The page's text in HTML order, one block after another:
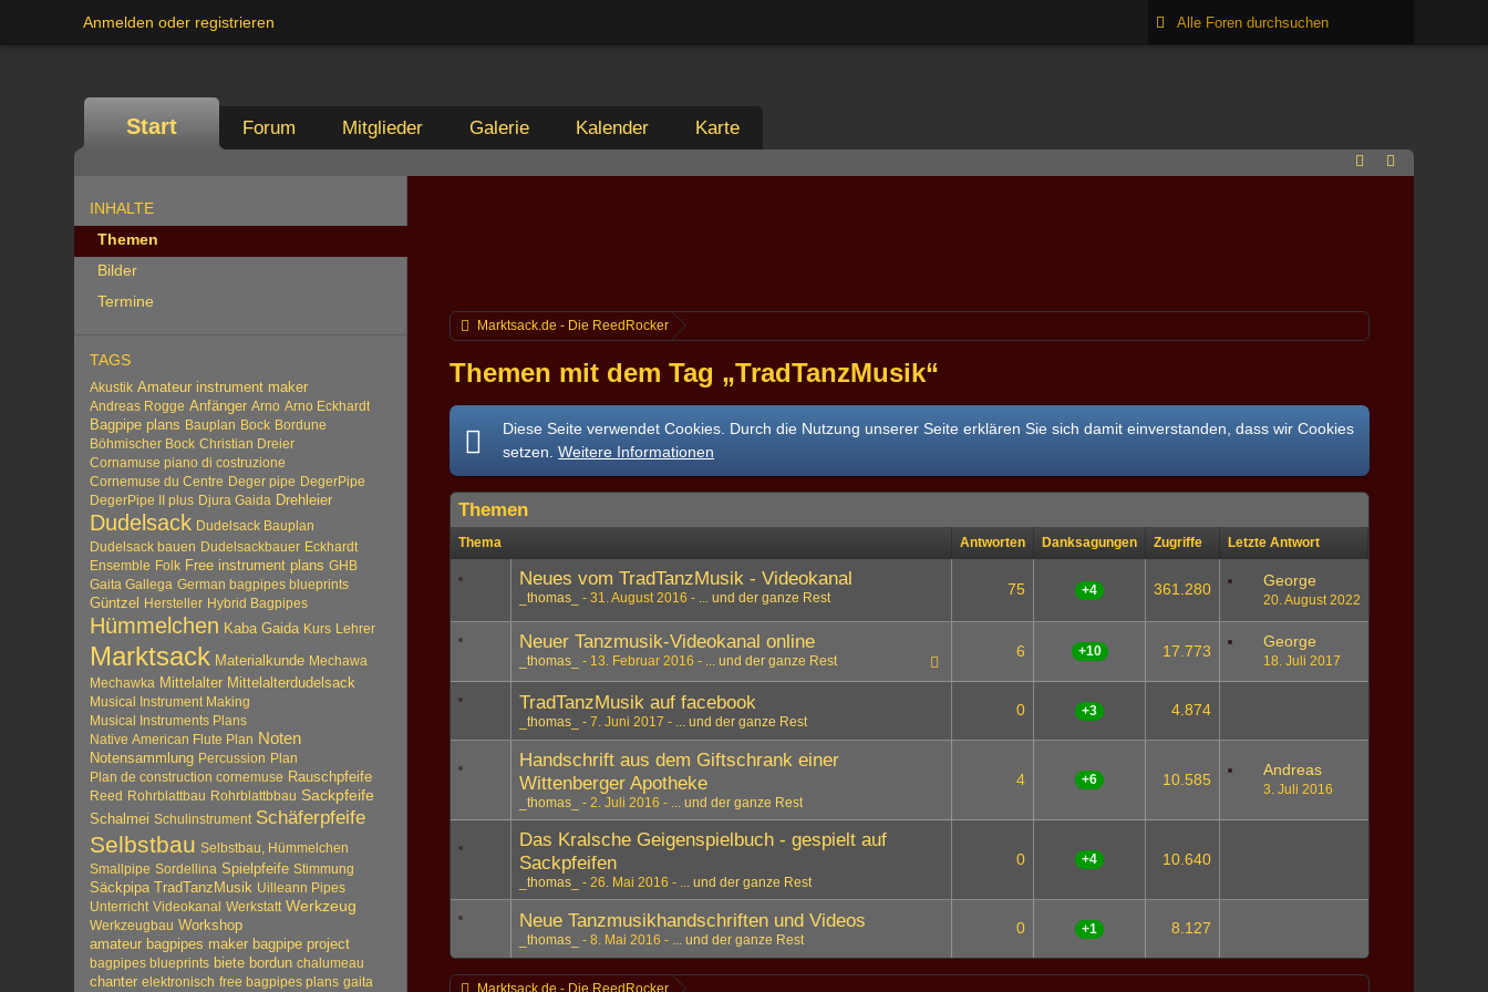
Anmelden oder registrieren
Start Forum Mitglieder Galerie Kalender Karte
INHALTE
Themen
Bilder
Termine
TAGS
Akustik Amateur instrument maker
Andreas Rogge Anfänger Arno Arno Eckhardt
Bagpipe plans Bauplan Bock Bordune
Böhmischer Bock Christian Dreier
Cornamuse piano di costruzione
Cornemuse du Centre Deger pipe DegerPipe
DegerPipe II plus Djura Gaida Drehleier
Dudelsack Dudelsack Bauplan
Dudelsack bauen Dudelsackbauer Eckhardt
Ensemble Folk Free instrument plans GHB
Gaita Gallega German bagpipes blueprints
Güntzel Hersteller Hybrid Bagpipes
Hümmelchen Kaba Gaida Kurs Lehrer
Marktsack Materialkunde Mechawa
Mechawka Mittelalter Mittelalterdudelsack
Musical Instrument Making
Musical Instruments Plans
Native American Flute Plan Noten
Notensammlung Percussion Plan
Plan de construction cornemuse Rauschpfeife
Reed Rohrblattbau Rohrblattbbau Sackpfeife
Schalmei Schulinstrument Schäferpfeife
Selbstbau Selbstbau, Hümmelchen
Smallpipe Sordellina Spielpfeife Stimmung
Säckpipa TradTanzMusik Uilleann Pipes
Unterricht Videokanal Werkstatt Werkzeug
Werkzeugbau Workshop
amateur bagpipes maker bagpipe project
bagpipes blueprints biete bordun chalumeau
chanter elektronisch free bagpipes plans gaita
Marktsack.de - Die ReedRocker
Themen mit dem Tag „TradTanzMusik“
Diese Seite verwendet Cookies. Durch die Nutzung unserer Seite erklären Sie sich damit einverstanden, dass wir Cookies
setzen.Weitere Informationen
Themen
Thema Antworten Danksagungen Zugriffe Letzte Antwort
Neues vom TradTanzMusik - Videokanal
_thomas_ 31. August 2016 ... und der ganze Rest 75 +4 361.280 George
20. August 2022
Neuer Tanzmusik-Videokanal online
_thomas_ 13. Februar 2016 ... und der ganze Rest
6 +10 17.773
George
18. Juli 2017
TradTanzMusik auf facebook
_thomas_ 7. Juni 2017 ... und der ganze Rest
0 +3 4.874
Handschrift aus dem Giftschrank einer
Wittenberger Apotheke
_thomas_ 2. Juli 2016 ... und der ganze Rest
4 +6 10.585
Andreas
3. Juli 2016
Das Kralsche Geigenspielbuch - gespielt auf
Sackpfeifen
_thomas_ 26. Mai 2016 ... und der ganze Rest
0 +4 10.640
Neue Tanzmusikhandschriften und Videos
_thomas_ 8. Mai 2016 ... und der ganze Rest
0 +1 8.127
Marktsack.de - Die ReedRocker